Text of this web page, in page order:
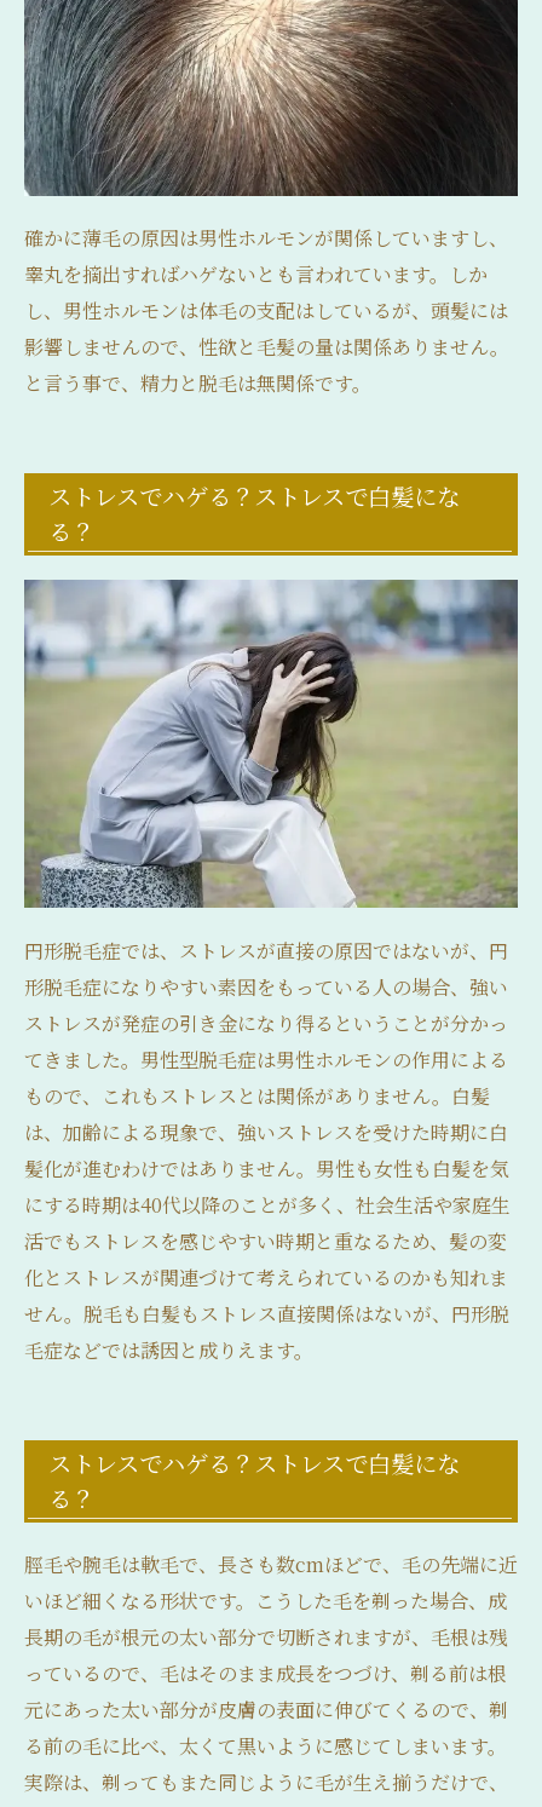
確かに薄毛の原因は男性ホルモンが関係していますし、
睾丸を摘出すればハゲないとも言われています。しか
し、男性ホルモンは体毛の支配はしているが、頭髪には
影響しませんので、性欲と毛髪の量は関係ありません。
と言う事で、精力と脱毛は無関係です。
ストレスでハゲる？ストレスで白髪にな
る？
円形脱毛症では、ストレスが直接の原因ではないが、円
形脱毛症になりやすい素因をもっている人の場合、強い
ストレスが発症の引き金になり得るということが分かっ
てきました。男性型脱毛症は男性ホルモンの作用による
もので、これもストレスとは関係がありません。白髪
は、加齢による現象で、強いストレスを受けた時期に白
髪化が進むわけではありません。男性も女性も白髪を気
にする時期は40代以降のことが多く、社会生活や家庭生
活でもストレスを感じやすい時期と重なるため、髪の変
化とストレスが関連づけて考えられているのかも知れま
せん。脱毛も白髪もストレス直接関係はないが、円形脱
毛症などでは誘因と成りえます。
ストレスでハゲる？ストレスで白髪にな
る？
脛毛や腕毛は軟毛で、長さも数cmほどで、毛の先端に近
いほど細くなる形状です。こうした毛を剃った場合、成
長期の毛が根元の太い部分で切断されますが、毛根は残
っているので、毛はそのまま成長をつづけ、剃る前は根
元にあった太い部分が皮膚の表面に伸びてくるので、剃
る前の毛に比べ、太くて黒いように感じてしまいます。
実際は、剃ってもまた同じように毛が生え揃うだけで、